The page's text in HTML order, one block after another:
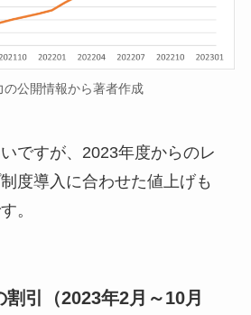
の公開情報から著者作成
ですが、2023年度からのレ
度導入に合わせた値上げも
。
引（2023年2月～10月